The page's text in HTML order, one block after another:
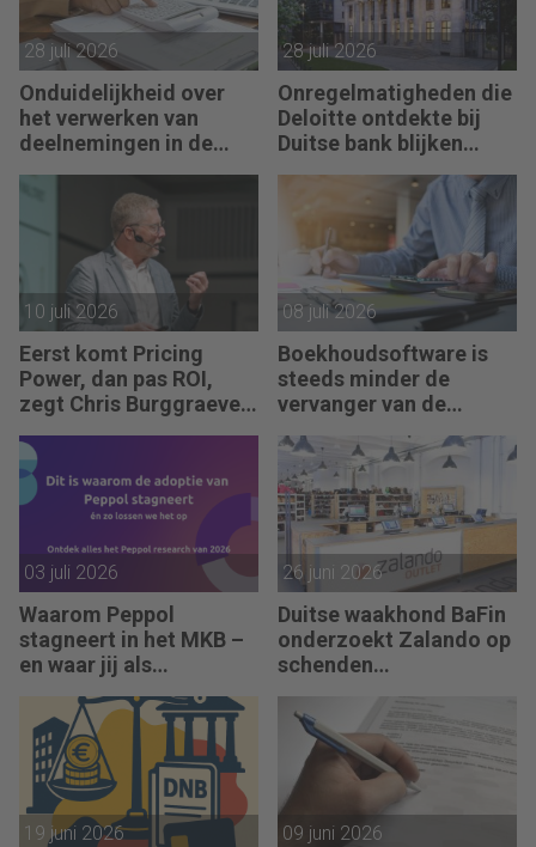
28 juli 2026
Onduidelijkheid over
het verwerken van
deelnemingen in de
jaarrekening
28 juli 2026
Onregelmatigheden die
Deloitte ontdekte bij
Duitse bank blijken
fraude
10 juli 2026
Eerst komt Pricing
Power, dan pas ROI,
zegt Chris Burggraeve
(ex-Global CMO AB
InBev)
08 juli 2026
Boekhoudsoftware is
steeds minder de
vervanger van de
boekhouder
03 juli 2026
Waarom Peppol
stagneert in het MKB –
en waar jij als
maakt
26 juni 2026
Duitse waakhond BaFin
onderzoekt Zalando op
schenden
19 juni 2026 09 juni 2026